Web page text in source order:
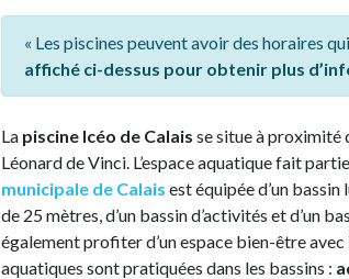
« Les piscines peuvent avoir des horaires
affiché ci-dessus pour obtenir plus
La piscine Icéo de Calais se situe à proximité
Léonard de Vinci. L’espace aquatique fait
municipale de Calais est équipée d’un bassin
de 25 mètres, d’un bassin d’activités et d’un
également profiter d’un espace bien-être avec
aquatiques sont pratiquées dans les bassins :